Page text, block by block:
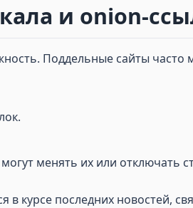
и onion-
Поддельные сайты часто
менять их или отключать
курсе последних новостей,